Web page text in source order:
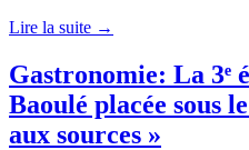
Lire la suite →
Gastronomie: La 3ᵉ
Baoulé placée sous
aux sources »